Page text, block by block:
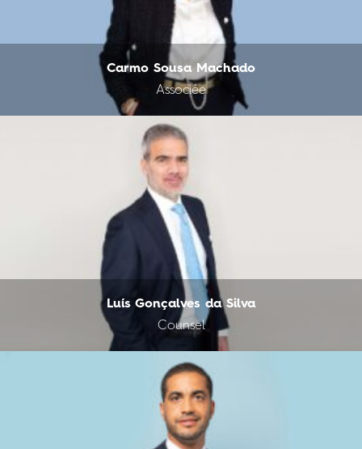
Carmo Sousa Machado
Associée
Luís Gonçalves da Silva
Counsel